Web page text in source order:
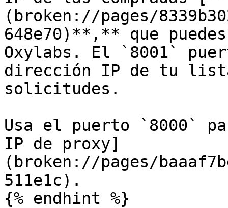
(broken://pages/
648e70)**,** que
Oxylabs. El `8001`
dirección IP de tu
solicitudes.
Usa el puerto `8000`
IP de proxy]
(broken://pages/
511e1c).
{% endhint %}